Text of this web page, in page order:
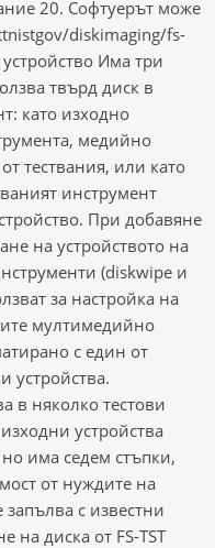
20. Софтуерът може
diskimaging/fs-
Има три
твърд диск в
като изходно
медийно
тествания, или като
инструмент
При добавяне
на устройството на
(diskwipe и
за настройка на
мултимедийно
с един от
устройства.
в няколко тестови
устройства
има седем стъпки,
от нуждите на
запълва с известни
на диска от FS-TST